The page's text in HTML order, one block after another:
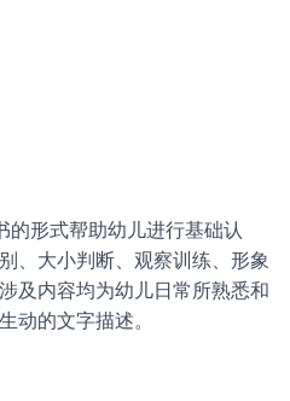
的形式帮助幼儿进行基础认
、大小判断、观察训练、形象
及内容均为幼儿日常所熟悉和
动的文字描述。